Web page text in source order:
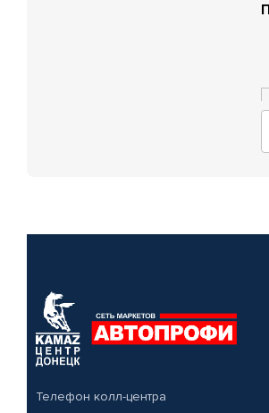
Телефон колл-центра